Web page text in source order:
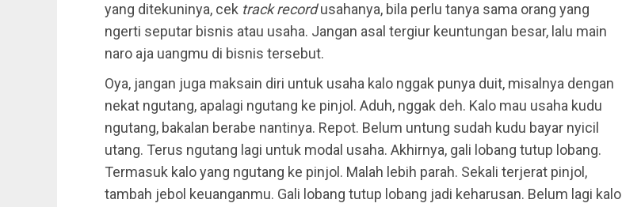
yang ditekuninya, cek track recordusahanya, bila perlu tanya sama orang yang
ngerti seputar bisnis atau usaha. Jangan asal tergiur keuntungan besar, lalu main
naro aja uangmu di bisnis tersebut.
Oya, jangan juga maksain diri untuk usaha kalo nggak punya duit, misalnya dengan
nekat ngutang, apalagi ngutang ke pinjol. Aduh, nggak deh. Kalo mau usaha kudu
ngutang, bakalan berabe nantinya. Repot. Belum untung sudah kudu bayar nyicil
utang. Terus ngutang lagi untuk modal usaha. Akhirnya, gali lobang tutup lobang.
Termasuk kalo yang ngutang ke pinjol. Malah lebih parah. Sekali terjerat pinjol,
tambah jebol keuanganmu. Gali lobang tutup lobang jadi keharusan. Belum lagi kalo